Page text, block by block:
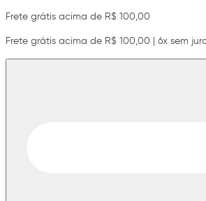
Frete grátis acima de R$ 100,00
Frete grátis acima de R$ 100,00 | 6x sem